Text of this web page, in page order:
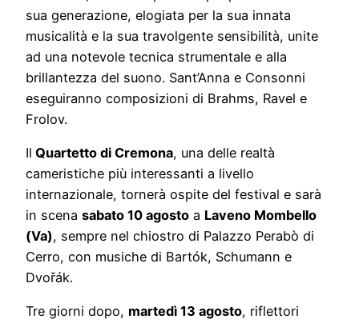
sua generazione, elogiata per la sua innata
musicalità e la sua travolgente sensibilità, unite
ad una notevole tecnica strumentale e alla
brillantezza del suono. Sant’Anna e Consonni
eseguiranno composizioni di Brahms, Ravel e
Frolov.
Il Quartetto di Cremona, una delle realtà
cameristiche più interessanti a livello
internazionale, tornerà ospite del festival e sarà
in scena sabato 10 agosto a Laveno Mombello
(Va), sempre nel chiostro di Palazzo Perabò di
Cerro, con musiche di Bartók, Schumann e
Dvořák.
Tre giorni dopo, martedì 13 agosto, riflettori